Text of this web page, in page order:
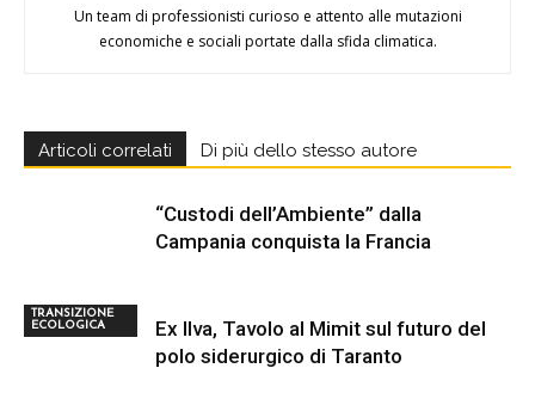
Un team di professionisti curioso e attento alle mutazioni
economiche e sociali portate dalla sfida climatica.
Articoli correlati Di più dello stesso autore
TRANSIZIONE
ECOLOGICA
“Custodi dell’Ambiente” dalla
Campania conquista la Francia
Ex Ilva, Tavolo al Mimit sul futuro del
polo siderurgico di Taranto